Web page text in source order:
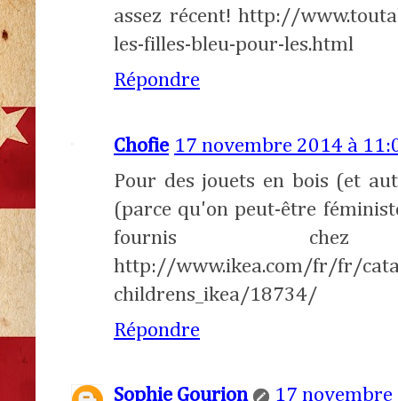
assez récent! http://
les-filles-bleu-pour-les.html
Répondre
Chofie 17 novembre 2014 à
Pour des jouets en bois (et
(parce qu'on peut-être
fournis
http://www.ikea.com/fr/fr/
childrens_ikea/18734/
Répondre
Sophie Gourion
17